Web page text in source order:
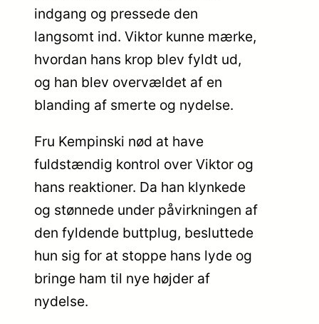
indgang og pressede den
langsomt ind. Viktor kunne mærke,
hvordan hans krop blev fyldt ud,
og han blev overvældet af en
blanding af smerte og nydelse.
Fru Kempinski nød at have
fuldstændig kontrol over Viktor og
hans reaktioner. Da han klynkede
og stønnede under påvirkningen af
den fyldende buttplug, besluttede
hun sig for at stoppe hans lyde og
bringe ham til nye højder af
nydelse.